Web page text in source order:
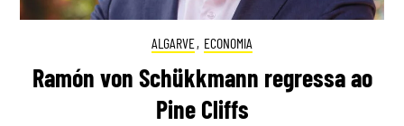
ALGARVE, ECONOMIA
Ramón von Schükkmann regressa ao
Pine Cliffs